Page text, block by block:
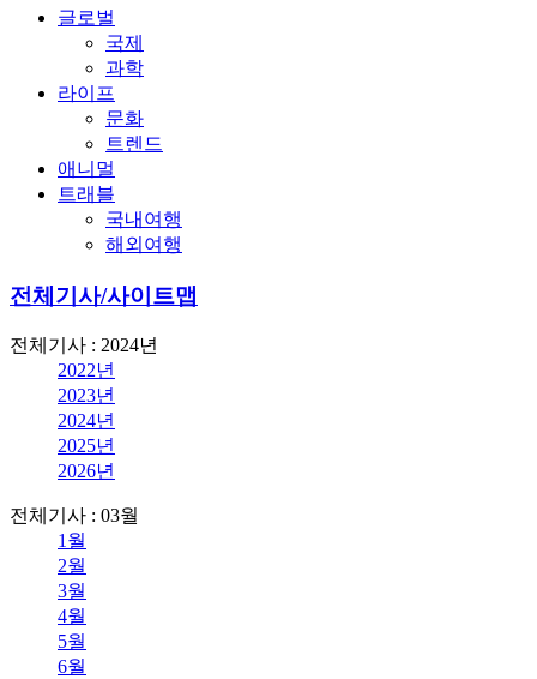
글로벌
국제
과학
라이프
문화
트렌드
애니멀
트래블
국내여행
해외여행
전체기사/사이트맵
전체기사 : 2024년
2022년
2023년
2024년
2025년
2026년
전체기사 : 03월
1월
2월
3월
4월
5월
6월